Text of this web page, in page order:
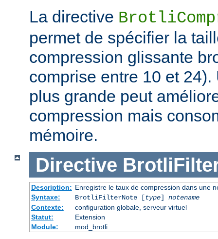
La directive
permet de spécifier la
compression glissante
comprise entre 10 et
plus grande peut
compression mais
mémoire.
Directive
Description: Enregistre le taux de compression dans une
Syntaxe:
BrotliFilterNote [type] notename
Contexte:
configuration globale, serveur virtuel
Statut:
Extension
Module:
mod_brotli